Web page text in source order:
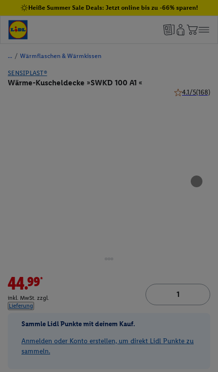
Heiße Summer Sale Deals: Jetzt online bis zu -66% sparen!
/ Wärmflaschen & Wärmkissen
SENSIPLAST®
Wärme-Kuscheldecke »SWKD 100 A1 «
4.1/5(168)
44.99*
inkl. MwSt. zzgl.
Lieferung
Sammle Lidl Punkte mit deinem Kauf.
Anmelden oder Konto erstellen, um direkt Lidl Punkte zu
sammeln.